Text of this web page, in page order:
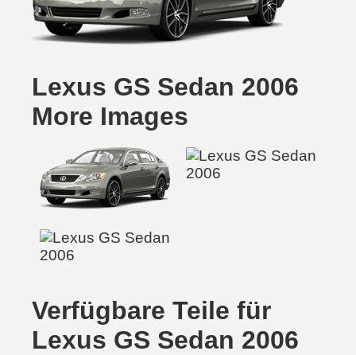
Lexus GS Sedan 2006
More Images
Verfügbare Teile für
Lexus GS Sedan 2006